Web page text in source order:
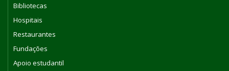
Bibliotecas
Hospitais
Restaurantes
Fundações
Apoio estudantil